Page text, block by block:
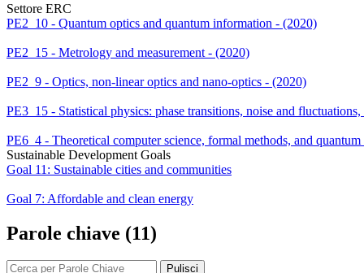
Settore ERC
PE2_10 - Quantum optics and quantum information - (2020)
PE2_15 - Metrology and measurement - (2020)
PE2_9 - Optics, non-linear optics and nano-optics - (2020)
PE3_15 - Statistical physics: phase transitions, noise and
PE6_4 - Theoretical computer science, formal methods, and
Sustainable Development Goals
Goal 11: Sustainable cities and communities
Goal 7: Affordable and clean energy
Parole chiave (11)
Pulisci